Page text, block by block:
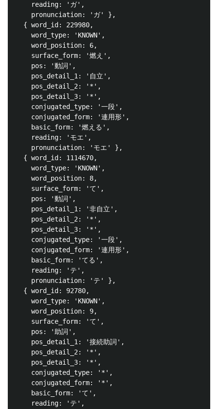
    reading: 'ガ',
    pronunciation: 'ガ' },
  { word_id: 229980,
    word_type: 'KNOWN',
    word_position: 6,
    surface_form: '燃え',
    pos: '動詞',
    pos_detail_1: '自立',
    pos_detail_2: '*',
    pos_detail_3: '*',
    conjugated_type: '一段',
    conjugated_form: '連用形',
    basic_form: '燃える',
    reading: 'モエ',
    pronunciation: 'モエ' },
  { word_id: 1114670,
    word_type: 'KNOWN',
    word_position: 8,
    surface_form: 'て',
    pos: '動詞',
    pos_detail_1: '非自立',
    pos_detail_2: '*',
    pos_detail_3: '*',
    conjugated_type: '一段',
    conjugated_form: '連用形',
    basic_form: 'てる',
    reading: 'テ',
    pronunciation: 'テ' },
  { word_id: 92780,
    word_type: 'KNOWN',
    word_position: 9,
    surface_form: 'て',
    pos: '助詞',
    pos_detail_1: '接続助詞',
    pos_detail_2: '*',
    pos_detail_3: '*',
    conjugated_type: '*',
    conjugated_form: '*',
    basic_form: 'て',
    reading: 'テ',